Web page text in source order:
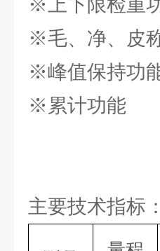
※上下限检重
※毛、净、皮
※峰值保持功
※累计功能
主要技术指标：